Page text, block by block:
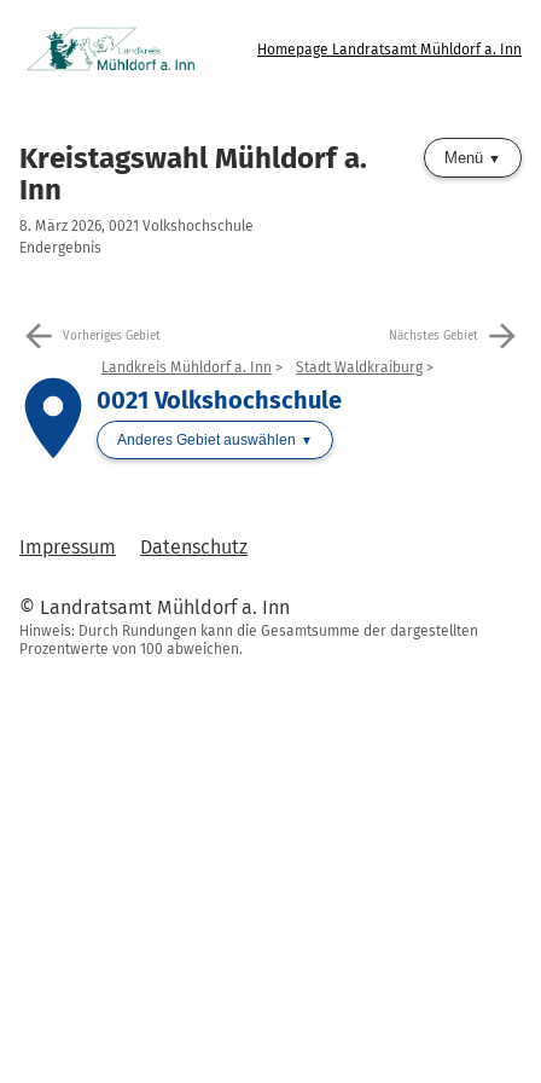
Homepage Landratsamt Mühldorf a. Inn
Kreistagswahl Mühldorf a.
Inn
8. März 2026, 0021 Volkshochschule
Endergebnis
Menü
arrow_back Vorheriges Gebiet Nächstes Gebiet arrow_forward
place
Landkreis Mühldorf a. Inn Stadt Waldkraiburg
0021 Volkshochschule
Anderes Gebiet auswählen
Impressum Datenschutz
© Landratsamt Mühldorf a. Inn
Hinweis: Durch Rundungen kann die Gesamtsumme der dargestellten
Prozentwerte von 100 abweichen.